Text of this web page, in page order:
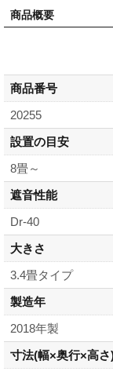
商品概要
商品番号
20255
設置の目安
8畳～
遮音性能
Dr-40
大きさ
3.4畳タイプ
製造年
2018年製
寸法(幅×奥行×高さ